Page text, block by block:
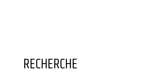
RECHERCHE